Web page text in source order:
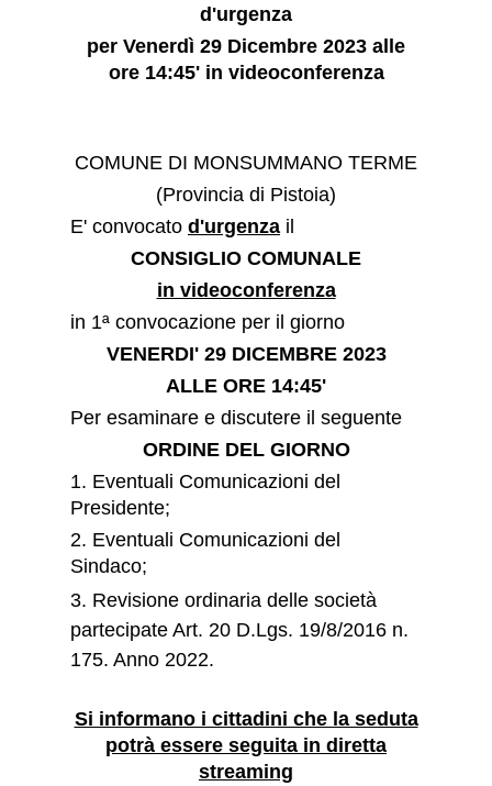
d'urgenza
per Venerdì 29 Dicembre 2023 alle
ore 14:45' in videoconferenza
COMUNE DI MONSUMMANO TERME
(Provincia di Pistoia)
E' convocato d'urgenza il
CONSIGLIO COMUNALE
in videoconferenza
in 1ª convocazione per il giorno
VENERDI' 29 DICEMBRE 2023
ALLE ORE 14:45'
Per esaminare e discutere il seguente
ORDINE DEL GIORNO
1. Eventuali Comunicazioni del
Presidente;
2. Eventuali Comunicazioni del
Sindaco;
3. Revisione ordinaria delle società
partecipate Art. 20 D.Lgs. 19/8/2016 n.
175. Anno 2022.
Si informano i cittadini che la seduta
potrà essere seguita in diretta
streaming